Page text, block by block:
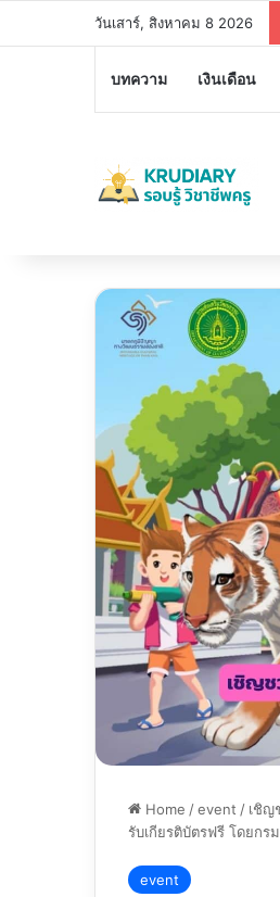
วันเสาร์, สิงหาคม 8 2026
บทความ เงินเดือน
Home /event / เชิญ
รับเกียรติบัตรฟรี โดยกร
event